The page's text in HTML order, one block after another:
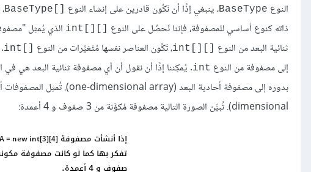
النوع BaseType، ينبغي إذًا أن نَكُون قادرين على إنشاء النوع BaseType[]‎
ذاته كنوع أساسي للمصفوفة، فإننا نَحصُل على النوع int[][]‎ الذي يُمثِل
ثنائية البعد من النوع
int[][]‎، تَكُون العناصر نفسها مُتْغيِّرات من النوع int[]‎
إلى مصفوفة من النوع int
dimensional). تُبيِّن الصورة التالية مصفوفة مُكوَّنة من 3 صفوف و 4 أعمدة: